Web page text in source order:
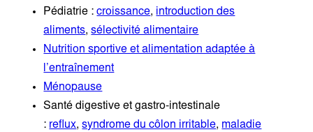
Pédiatrie :croissance, introduction des
aliments,sélectivité alimentaire
Nutrition sportive et alimentation adaptée à
l’entraînement
Ménopause
Santé digestive et gastro-intestinale
: reflux,syndrome du côlon irritable, maladie